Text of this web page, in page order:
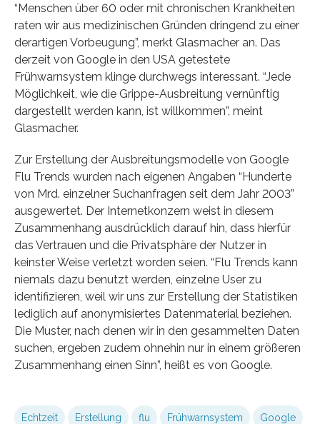
“Menschen über 60 oder mit chronischen Krankheiten
raten wir aus medizinischen Gründen dringend zu einer
derartigen Vorbeugung”, merkt Glasmacher an. Das
derzeit von Google in den USA getestete
Frühwarnsystem klinge durchwegs interessant. “Jede
Möglichkeit, wie die Grippe-Ausbreitung vernünftig
dargestellt werden kann, ist willkommen”, meint
Glasmacher.
Zur Erstellung der Ausbreitungsmodelle von Google
Flu Trends wurden nach eigenen Angaben “Hunderte
von Mrd. einzelner Suchanfragen seit dem Jahr 2003”
ausgewertet. Der Internetkonzern weist in diesem
Zusammenhang ausdrücklich darauf hin, dass hierfür
das Vertrauen und die Privatsphäre der Nutzer in
keinster Weise verletzt worden seien. “Flu Trends kann
niemals dazu benutzt werden, einzelne User zu
identifizieren, weil wir uns zur Erstellung der Statistiken
lediglich auf anonymisiertes Datenmaterial beziehen.
Die Muster, nach denen wir in den gesammelten Daten
suchen, ergeben zudem ohnehin nur in einem größeren
Zusammenhang einen Sinn”, heißt es von Google.
Echtzeit Erstellung flu Frühwarnsystem Google